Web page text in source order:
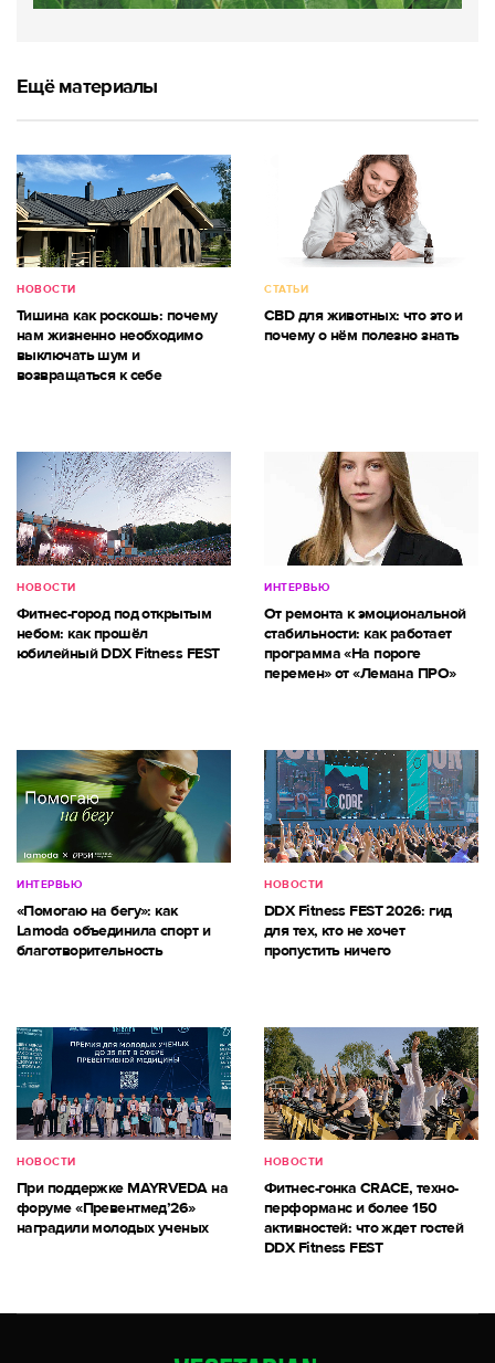
Ещё материалы
НОВОСТИ
Тишина как роскошь: почему
нам жизненно необходимо
выключать шум и
возвращаться к себе
СТАТЬИ
CBD для животных: что это и
почему о нём полезно знать
НОВОСТИ
Фитнес-город под открытым
небом: как прошёл
юбилейный DDX Fitness FEST
ИНТЕРВЬЮ
От ремонта к эмоциональной
стабильности: как работает
программа «На пороге
перемен» от «Лемана ПРО»
ИНТЕРВЬЮ
«Помогаю на бегу»: как
Lamoda объединила спорт и
благотворительность
НОВОСТИ
DDX Fitness FEST 2026: гид
для тех, кто не хочет
пропустить ничего
НОВОСТИ
При поддержке MAYRVEDA на
форуме «Превентмед’26»
наградили молодых ученых
НОВОСТИ
Фитнес-гонка CRACE, техно-
перформанс и более 150
активностей: что ждет гостей
DDX Fitness FEST